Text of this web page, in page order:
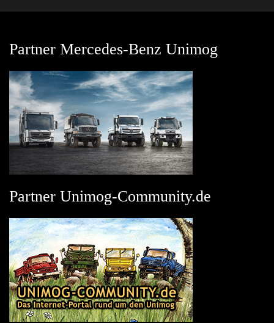
Partner Mercedes-Benz Unimog
Partner Unimog-Community.de